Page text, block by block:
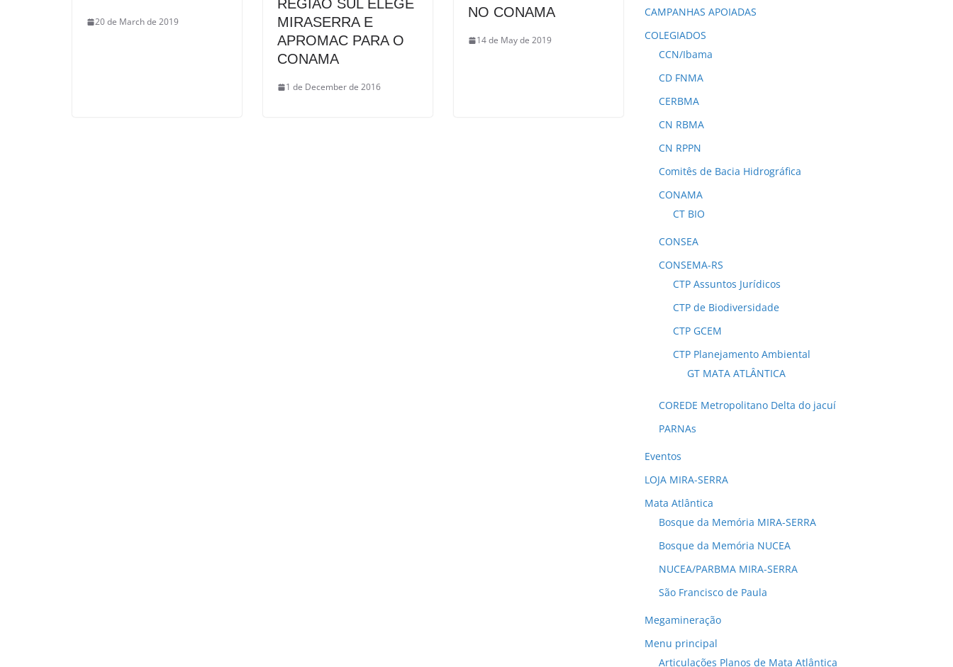
20 de March de 2019
REGIÃO SUL ELEGE
MIRASERRA E
APROMAC PARA O
CONAMA
1 de December de 2016
NO CONAMA
14 de May de 2019
CAMPANHAS APOIADAS
COLEGIADOS
CCN/Ibama
CD FNMA
CERBMA
CN RBMA
CN RPPN
Comitês de Bacia Hidrográfica
CONAMA
CT BIO
CONSEA
CONSEMA-RS
CTP Assuntos Jurídicos
CTP de Biodiversidade
CTP GCEM
CTP Planejamento Ambiental
GT MATA ATLÂNTICA
COREDE Metropolitano Delta do jacuí
PARNAs
Eventos
LOJA MIRA-SERRA
Mata Atlântica
Bosque da Memória MIRA-SERRA
Bosque da Memória NUCEA
NUCEA/PARBMA MIRA-SERRA
São Francisco de Paula
Megamineração
Menu principal
Articulações Planos de Mata Atlântica